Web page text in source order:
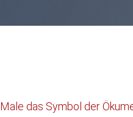
Male das Symbol der